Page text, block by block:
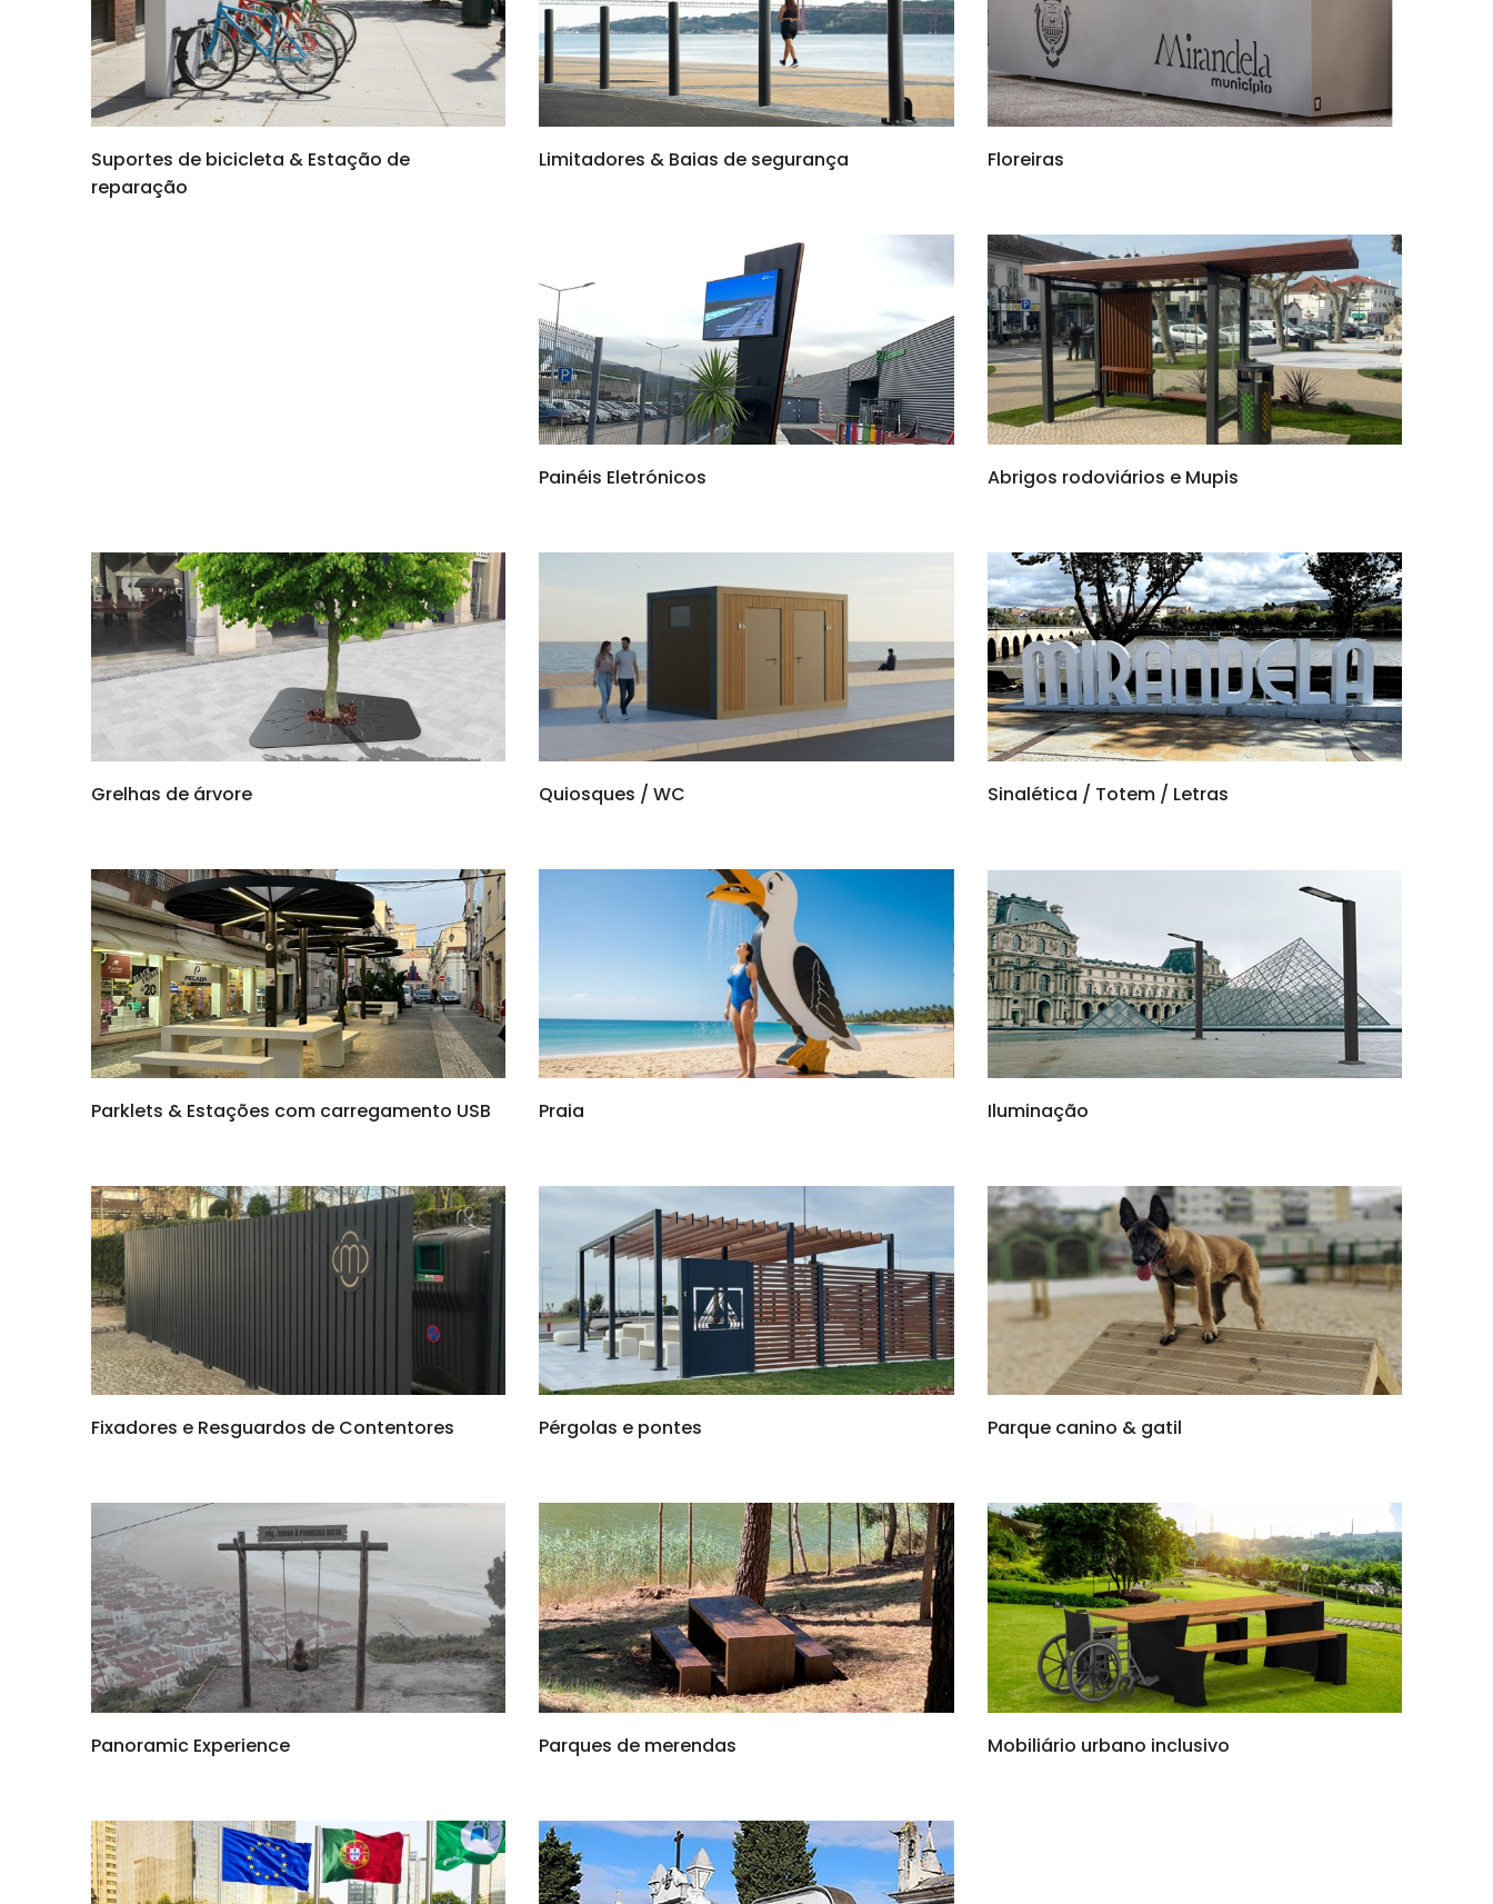
Suportes de bicicleta & Estação de
reparação
Limitadores & Baias de segurança Floreiras
Painéis Eletrónicos Abrigos rodoviários e Mupis
Grelhas de árvore Quiosques / WC Sinalética / Totem / Letras
Parklets & Estações com carregamento USB Praia Iluminação
Fixadores e Resguardos de Contentores Pérgolas e pontes Parque canino & gatil
Panoramic Experience Parques de merendas Mobiliário urbano inclusivo